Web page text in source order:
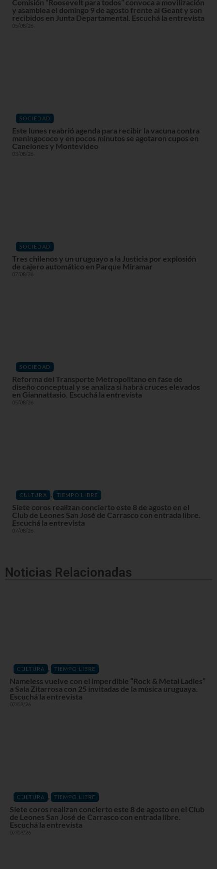
Comisión “Roosevelt para todos” convoca a movilización
y asamblea el domingo 9 de agosto frente al Geant y son
recibidos en Junta Departamental. Escuchá la entrevista
05/08/26
SOCIEDAD
Este lunes reabrió agenda para recibir la vacuna contra
meningococo y en pocos minutos se agotaron cupos en
Canelones y Montevideo
03/08/26
SOCIEDAD
Tres chilenos y un uruguayo a la Justicia por explosión
de cajero automático en Parque Miramar
07/08/26
SOCIEDAD
Reforma del Transporte Metropolitano en fase de
diseño conceptual y se analiza si habrá cruces elevados
en Giannattasio. Escuchá la entrevista
05/08/26
CULTURA , TIEMPO LIBRE
Siete coros realizan concierto este 8 de agosto en el
Club de Leones San José de Carrasco con entrada libre.
Escuchá la entrevista
07/08/26
Noticias Relacionadas
CULTURA , TIEMPO LIBRE
Nameless vuelve con el imperdible “Rock & Metal Ladies”
a Sala Zitarrosa con 25 invitadas de la música uruguaya.
Escuchá la entrevista
07/08/26
CULTURA , TIEMPO LIBRE
Siete coros realizan concierto este 8 de agosto en el Club
de Leones San José de Carrasco con entrada libre.
Escuchá la entrevista
07/08/26